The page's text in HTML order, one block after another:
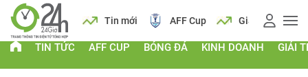
Lịch Tin mới AFF Cup Giá vàng
TIN TỨC AFF CUP BÓNG ĐÁ KINH DOANH GIẢI